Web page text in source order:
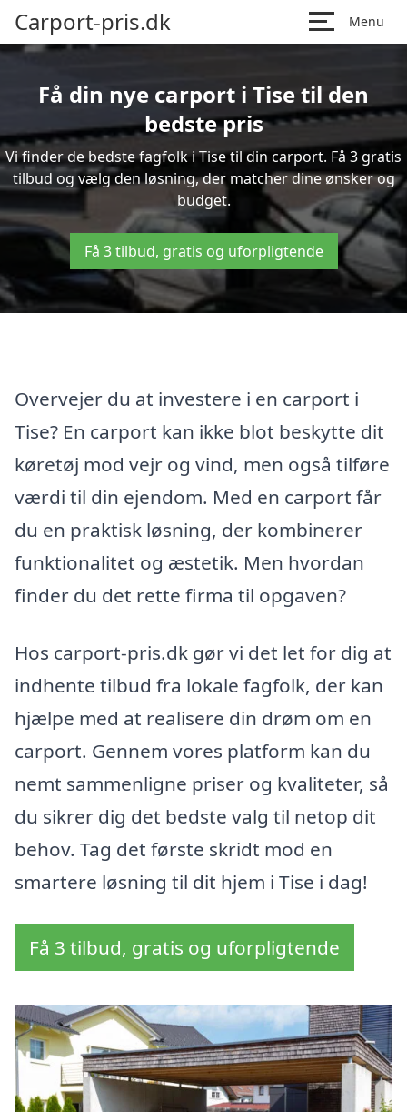
Carport-pris.dk Menu
Få din nye carport i Tise til den
bedste pris
Vi finder de bedste fagfolk i Tise til din carport. Få 3 gratis
tilbud og vælg den løsning, der matcher dine ønsker og
budget.
Få 3 tilbud, gratis og uforpligtende
Overvejer du at investere i en carport i
Tise? En carport kan ikke blot beskytte dit
køretøj mod vejr og vind, men også tilføre
værdi til din ejendom. Med en carport får
du en praktisk løsning, der kombinerer
funktionalitet og æstetik. Men hvordan
finder du det rette firma til opgaven?
Hos carport-pris.dk gør vi det let for dig at
indhente tilbud fra lokale fagfolk, der kan
hjælpe med at realisere din drøm om en
carport. Gennem vores platform kan du
nemt sammenligne priser og kvaliteter, så
du sikrer dig det bedste valg til netop dit
behov. Tag det første skridt mod en
smartere løsning til dit hjem i Tise i dag!
Få 3 tilbud, gratis og uforpligtende